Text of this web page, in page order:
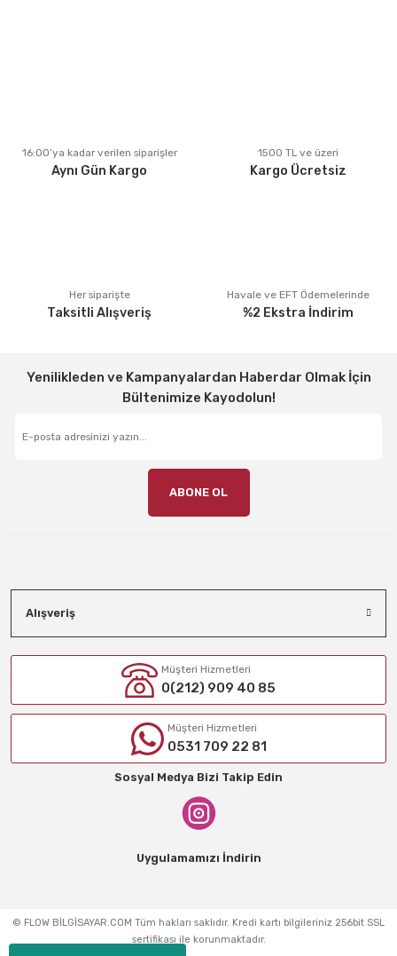
Ürün fiyatı diğer sitelerden daha pahalı.
Bu ürüne benzer farklı alternatifler olmalı.
16:00’ya kadar verilen siparişler
Aynı Gün Kargo
1500 TL ve üzeri
Kargo Ücretsiz
Her siparişte
Taksitli Alışveriş
Havale ve EFT Ödemelerinde
%2 Ekstra İndirim
Yenilikleden ve Kampanyalardan Haberdar Olmak İçin
Bültenimize Kayodolun!
ABONE OL
Alışveriş
Müşteri Hizmetleri
0(212) 909 40 85
Müşteri Hizmetleri
0531 709 22 81
Sosyal Medya Bizi Takip Edin
Uygulamamızı İndirin
© FLOW BİLGİSAYAR.COM Tüm hakları saklıdır. Kredi kartı bilgileriniz 256bit SSL
sertifikası ile korunmaktadır.